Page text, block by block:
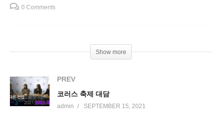
0 Comments
Show more
PREV
코러스 축제 대담
admin SEPTEMBER 15, 2021